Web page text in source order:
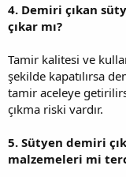
4. Demiri çıkan
çıkar mı?
Tamir kalitesi ve
şekilde kapatılırsa
tamir aceleye
çıkma riski vardır.
5. Sütyen demiri
malzemeleri mi